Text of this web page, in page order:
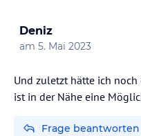
Mit freundlichen Grüßen
Lucky Monkey Hotel
Deniz
am 5. Mai 2023
Und zuletzt hätte ich noch
ist in der Nähe eine
Frage beantworten